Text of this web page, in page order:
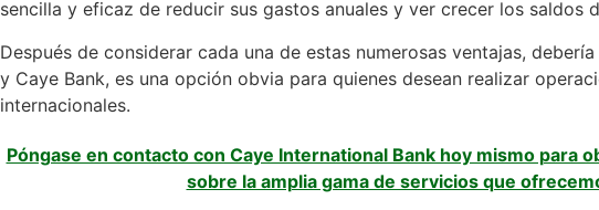
sencilla y eficaz de reducir sus gastos anuales y ver crecer los saldos
Después de considerar cada una de estas numerosas ventajas,
y Caye Bank, es una opción obvia para quienes desean realizar
internacionales.
Póngase en contacto con Caye International Bank hoy mismo para
sobre la amplia gama de servicios que